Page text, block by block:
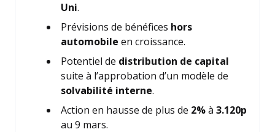
Uni.
Prévisions de bénéfices hors
automobile en croissance.
Potentiel de distribution de capital
suite à l’approbation d’un modèle de
solvabilité interne.
Action en hausse de plus de 2%à 3.120p
au 9 mars.